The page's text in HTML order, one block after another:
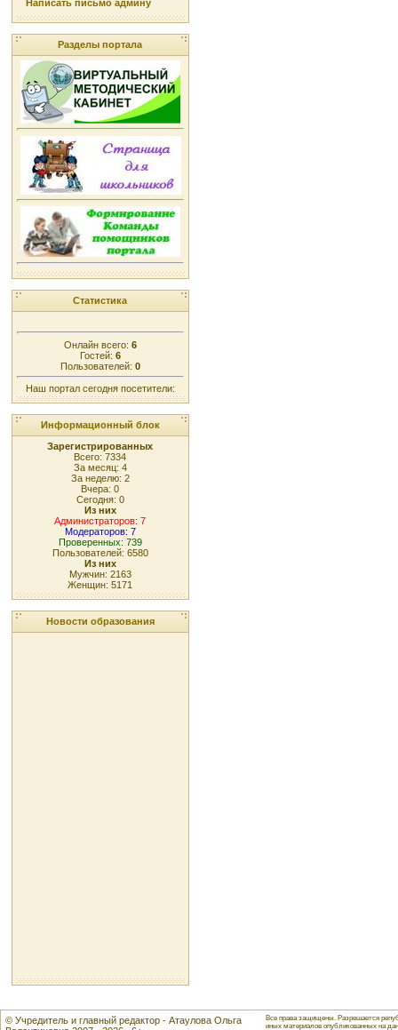
Написать письмо админу
Разделы портала
Статистика
Онлайн всего: 6
Гостей: 6
Пользователей: 0
Наш портал сегодня посетители:
Информационный блок
Зарегистрированных
Всего: 7334
За месяц: 4
За неделю: 2
Вчера: 0
Сегодня: 0
Из них
Администраторов: 7
Модераторов: 7
Проверенных: 739
Пользователей: 6580
Из них
Мужчин: 2163
Женщин: 5171
Новости образования
© Учредитель и главный редактор - Атаулова Ольга
Все права защищены. Разрешается
иных материалов опубликованных на